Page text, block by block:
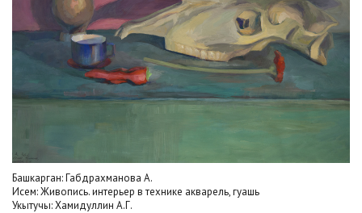
Башкарган: Габдрахманова А.
Исем: Живопись. интерьер в технике акварель, гуашь
Укытучы: Хамидуллин А.Г.